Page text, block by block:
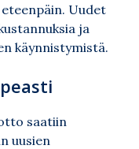
Uudet
ja
käynnistymistä.
saatiin
uusien